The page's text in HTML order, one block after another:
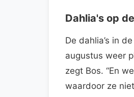
Dahlia's op
De dahlia’s in
augustus weer
zegt Bos. “En
waardoor ze